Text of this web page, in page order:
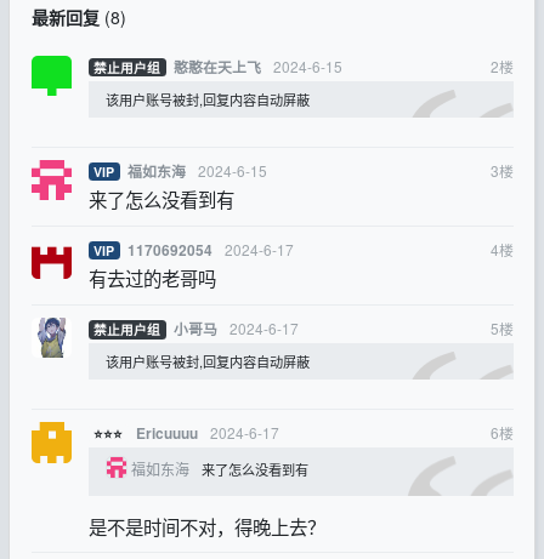
最新回复(8)
禁止用户组 憨憨在天上飞 2024-6-15 2楼
该用户账号被封,回复内容自动屏蔽
VIP 福如东海 2024-6-15 3楼
来了怎么没看到有
VIP 1170692054 2024-6-17 4楼
有去过的老哥吗
禁止用户组 小哥马 2024-6-17 5楼
该用户账号被封,回复内容自动屏蔽
⭐⭐⭐ Ericuuuu 2024-6-17 6楼
福如东海
来了怎么没看到有
是不是时间不对，得晚上去？